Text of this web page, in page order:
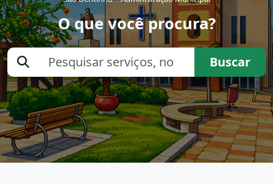
O que você procura?
Buscar